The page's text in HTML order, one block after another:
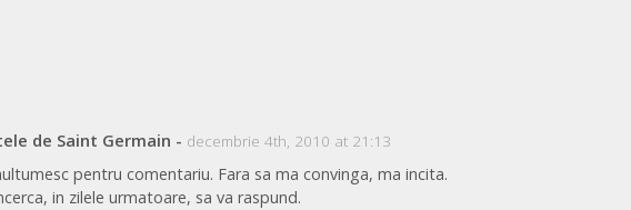
de Saint Germain - decembrie 4th, 2010 at 21:13
pentru comentariu. Fara sa ma convinga, ma incita.
in zilele urmatoare, sa va raspund.